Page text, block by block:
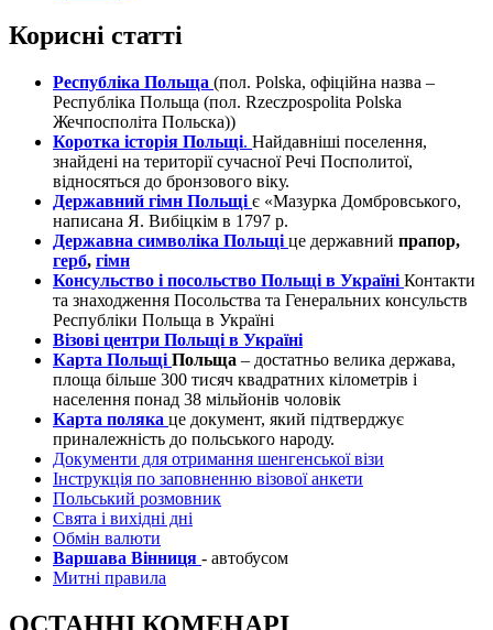
Корисні статті
Республіка Польща (пол. Polska, офіційна назва –
Республіка Польща (пол. Rzeczpospolita Polska
Жечпосполіта Польска))
Коротка історія Польщі. Найдавніші поселення,
знайдені на території сучасної Речі Посполитої,
відносяться до бронзового віку.
Державний гімн Польщі є «Мазурка Домбровського,
написана Я. Вибіцкім в 1797 р.
Державна символіка Польщі це державний прапор,
герб, гімн
Консульство і посольство Польщі в Україні Контакти
та знаходження Посольства та Генеральних консульств
Республіки Польща в Україні
Візові центри Польщі в Україні
Карта Польщі Польща – достатньо велика держава,
площа більше 300 тисяч квадратних кілометрів і
населення понад 38 мільйонів чоловік
Карта поляка це документ, який підтверджує
приналежність до польського народу.
Документи для отримання шенгенської візи
Інструкція по заповненню візової анкети
Польський розмовник
Свята і вихідні дні
Обмін валюти
Варшава Вінниця - автобусом
Митні правила